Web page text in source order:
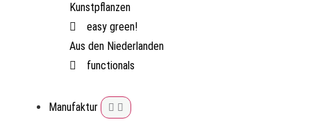
Kunstpflanzen
easy green!
Aus den Niederlanden
functionals
Manufaktur